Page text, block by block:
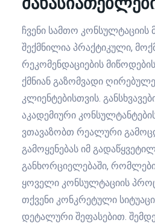
ჩვენი სამთო კონსულტაციის
შექმნილია პრაქტიკული,
რეკომენდაციების
ქმნიან გაზომვადი
კლიენტებისთვის.
აკადემიური
ვთავაზობთ რეალური
გამოყენებას იმ
განხორციელებაში,
ყოველი კონსულტაციის
თქვენი კონკრეტული
დეტალური შეფასებით.